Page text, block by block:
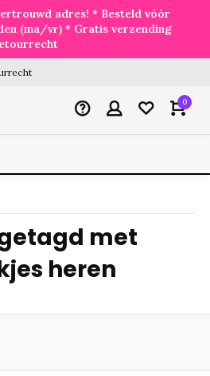
adres! * Besteld vóór
(ma/vr) * Gratis verzending
0
met
heren